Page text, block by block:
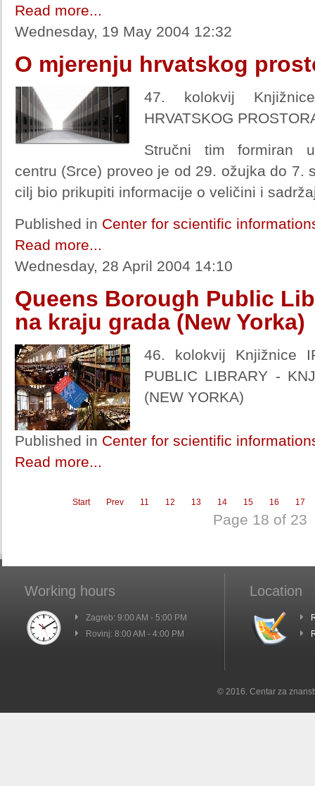
Read more...
Wednesday, 19 May 2004 12:32
O mjerenju hrvatskog
47. kolokvij
HRVATSKOG
Stručni tim formiran
centru (Srce) proveo je od 29. ožujka do 7.
cilj bio prikupiti informacije o veličini i
Published in Center for scientific
Read more...
Wednesday, 28 April 2004 14:10
Queens Borough Public
na kraju grada (New Yorka)
46. kolokvij Knjižnice
PUBLIC LIBRARY -
(NEW YORKA)
Published in Center for scientific
Read more...
Start Prev 11 12 13 14 15 16 17
Page 18 of 23
Working hours
Zagreb: 9:00 AM - 5:00 PM
Rovinj: 8:00 AM - 4:00 PM
Location
© 2016. Centar za